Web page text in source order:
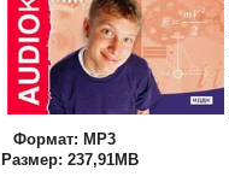
Формат: MP3
Размер: 237,91МВ